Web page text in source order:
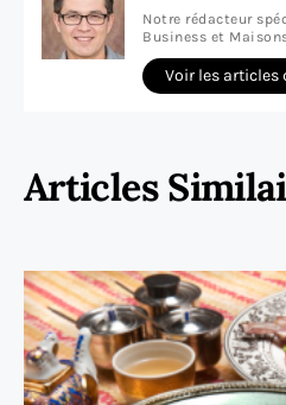
Notre rédacteur
Business et
Voir les articles
Articles